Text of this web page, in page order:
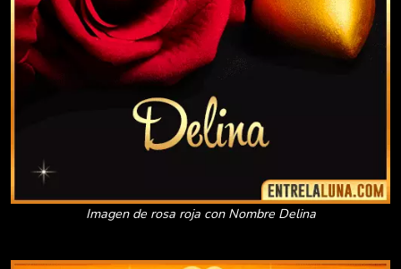
Imagen de rosa roja con Nombre Delina